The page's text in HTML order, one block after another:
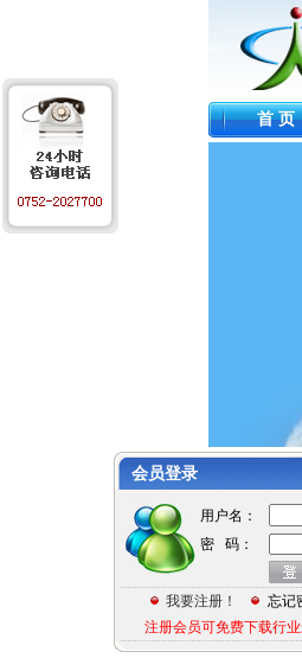
首 页
会员登录
用户名：
密 码：
我要注册！
忘记
注册会员可免费下载行
某项目工程图
意大利项目
张家港
Ras Laffan Qatar
印尼装船机组装项目
香港宏德沙田水箱
美国GE项目